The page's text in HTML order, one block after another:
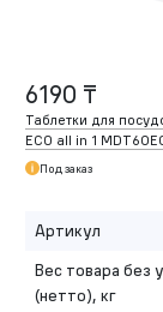
6190 ₸
Таблетки для
ECO all in 1
Под заказ
Артикул
Вес товара без
(нетто), кг